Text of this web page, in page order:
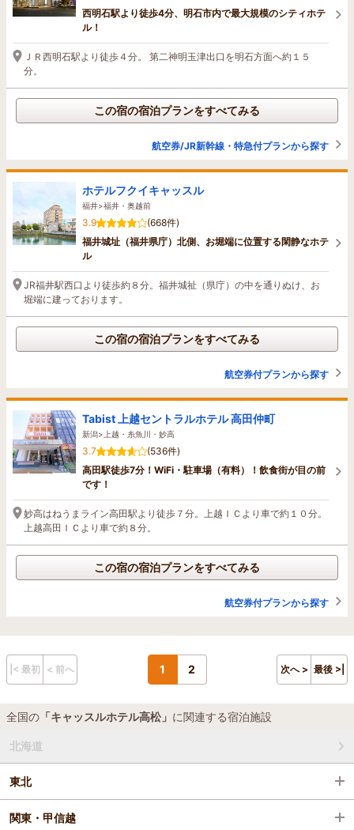
西明石駅より徒歩4分、明石市内で最大規模のシティホテ
ル！
ＪＲ西明石駅より徒歩４分。 第二神明玉津出口を明石方面へ約１５
分。
この宿の宿泊プランをすべてみる
航空券/JR新幹線・特急付プランから探す
ホテルフクイキャッスル
福井>福井・奥越前
3.9
(668件)
福井城址（福井県庁）北側、お堀端に位置する閑静なホテ
ル
JR福井駅西口より徒歩約８分。福井城祉（県庁）の中を通りぬけ、お
堀端に建っております。
この宿の宿泊プランをすべてみる
航空券付プランから探す
Tabist 上越セントラルホテル 高田仲町
新潟>上越・糸魚川・妙高
3.7
(536件)
高田駅徒歩7分！WiFi・駐車場（有料）！飲食街が目の前
です！
妙高はねうまライン高田駅より徒歩７分。上越ＩＣより車で約１０分。
上越高田ＩＣより車で約８分。
この宿の宿泊プランをすべてみる
航空券付プランから探す
|< 最初 < 前へ 1 2 次へ > 最後 >|
全国の 「キャッスルホテル高松」 に関連する宿泊施設
北海道
東北
関東・甲信越